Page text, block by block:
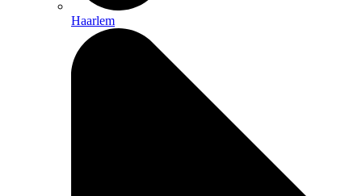
Haarlem